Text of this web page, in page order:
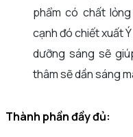
phẩm có chất
cạnh đó chiết xuất
dưỡng sáng sẽ
thâm sẽ dần sáng
Thành phần đầy đủ: